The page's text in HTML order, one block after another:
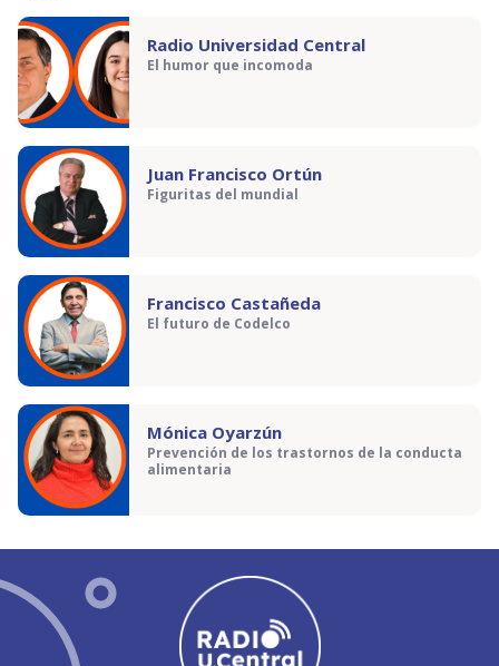
Radio Universidad Central
El humor que incomoda
Juan Francisco Ortún
Figuritas del mundial
Francisco Castañeda
El futuro de Codelco
Mónica Oyarzún
Prevención de los trastornos de la conducta
alimentaria